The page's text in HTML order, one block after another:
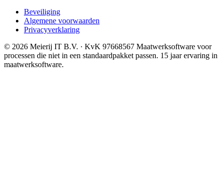
Beveiliging
Algemene voorwaarden
Privacyverklaring
© 2026 Meierij IT B.V. · KvK 97668567 Maatwerksoftware voor
processen die niet in een standaardpakket passen. 15 jaar ervaring in
maatwerksoftware.